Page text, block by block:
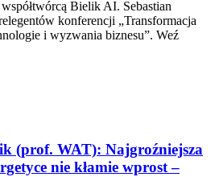
Bielik AI. Sebastian
konferencji „Transformacja
i wyzwania biznesu”. Weź
(prof. WAT): Najgroźniejsza
nie kłamie wprost –